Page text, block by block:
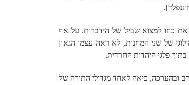
את כחו למצוא שביל של הידברות. על אף
של שני המחנות, לא ראה עצמו הגאון
פלגי היהדות החרדית.
רב ובהערכה, כיאה לאחד מגדולי התורה של